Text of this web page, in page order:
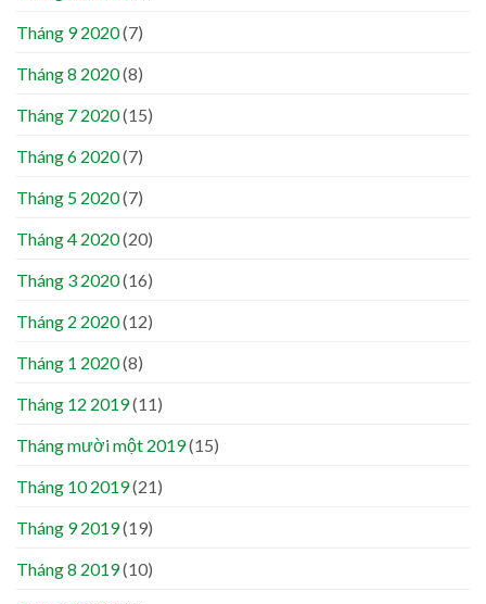
Tháng 9 2020(7)
Tháng 8 2020(8)
Tháng 7 2020(15)
Tháng 6 2020(7)
Tháng 5 2020(7)
Tháng 4 2020(20)
Tháng 3 2020(16)
Tháng 2 2020(12)
Tháng 1 2020(8)
Tháng 12 2019(11)
Tháng mười một 2019(15)
Tháng 10 2019(21)
Tháng 9 2019(19)
Tháng 8 2019(10)